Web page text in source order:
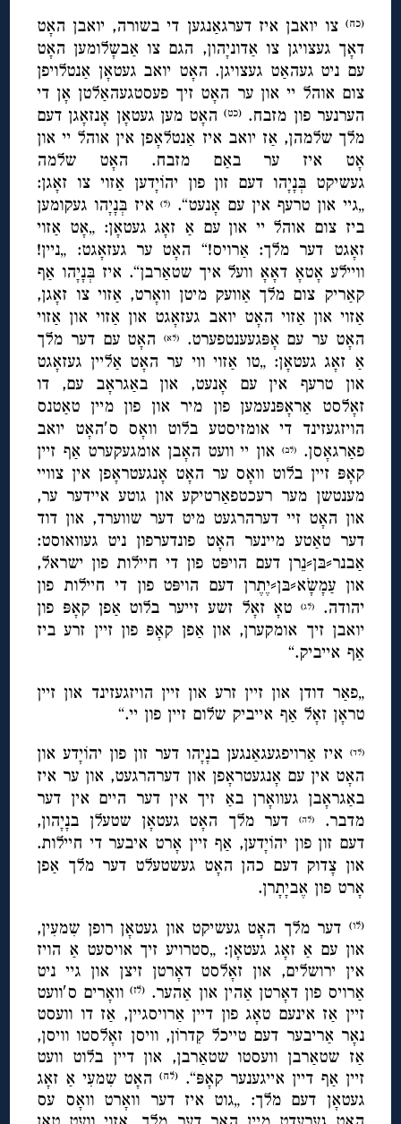
(כח) צו יואבן איז דערגאַנגען די בשורה, יואבן האָט
דאָך געצויגן צו אַדוניָהון, הגם צו אַבשָלומען האָט
עם ניט געהאַט געצויגן. האָט יואב געטאָן אַנטלויפן
צום אוהל יי און ער האָט זיך פעסטגעהאַלטן אָן די
הערנער פון מזבח. (כט)האָט מען געטאָן אָנזאָגן דעם
מלך שלמהן, אַז יואב איז אַנטלאָפן אין אוהל יי און
אָט איז ער באַם מזבח. האָט שלמה
געשיקט בְּנָיָהו דעם זון פון יהוֹיָדען אַזוי צו זאָגן:
„גיי און טרעף אין עם אָנעט“.
(ל)איז בְּנָיָהו געקומען
ביז צום אוהל יי און עם אַ זאָג געטאָן: „אָט אַזוי
זאָגט דער מלך: אַרויס!“ האָט ער געזאָגט: „ניין!
וויילע אָטאָ דאָאָ וועל איך שטאַרבן“. איז בְּנָיָהו אַף
קאַריק צום מלך אַוועק מיטן וואָרט, אַזוי צו זאָגן,
אַזוי און אַזוי האָט יואב געזאָגט און אַזוי און אַזוי
האָט ער עם אָפּגעענטפערט.
(לא)
האָט עם דער מלך
אַ זאָג געטאָן: „טו אַזוי ווי ער האָט אַליין געזאָגט
און טרעף אין עם אָנעט, און באַגראָב עם, דו
זאָלסט אַראָפּנעמען פון מיר און פון מיין טאַטנס
הויזגעזינד די אומזיסטע בלוט וואָס ס′האָט יואב
פאַרגאָסן.(לב)
און יי וועט האָבן אומגעקערט אַף זיין
קאָפּ זיין בלוט וואָס ער האָט אָנגעטראָפן אין צוויי
מענטשן מער רעכטפאַרטיקע און גוטע איידער ער,
און האָט זיי דערהרגעט מיט דער שווערד, און דוד
דער טאַטע מיינער האָט פונדערפון ניט געוואוסט:
אַבנר⸗בּן⸗נֵרן דעם הויפּט פון די חיילות פון ישראל,
און עַמָשָֹא⸗בּן⸗יֶתֶרן דעם הויפּט פון די חיילות פון
יהודה.
(לג)טאָ זאָל זשע זייער בלוט אַפן קאָפּ פון
יואבן זיך אומקערן, און אַפן קאָפּ פון זיין זרע ביז
אַף אייביק.“
„פאַר דודן און זיין זרע און זיין הויזגעזינד און זיין
טראָן זאָל אַף אייביק שלום זיין פון יי.“
(לד)
איז אַרויפגעגאַנגען בנָיָהו דער זון פון יהוֹיָדע און
האָט אין עם אָנגעטראָפן און דערהרגעט, און ער איז
באַגראָבן געוואָרן באַ זיך אין דער היים אין דער
מדבר.
(לה)דער מלך האָט געטאָן שטעלן בנָיָהון,
דעם זון פון יהוֹיָדען, אַף זיין אָרט איבער די חיילות.
און צָדוק דעם כהן האָט געשטעלט דער מלך אַפן
אָרט פון אֶביָתָרן.
(לו) דער מלך האָט געשיקט און געטאָן רופן שִמעִין,
און עם אַ זאָג געטאָן: „סטרויע זיך אויסעט אַ הויז
אין ירושלים, און זאָלסט דאָרטן זיצן און גיי ניט
אַרויס פון דאָרטן אַהין און אַהער. (לז)וואָרים ס′וועט
זיין אַז אינעם טאָג פון דיין אַרויסגיין, אַז דו וועסט
נאָר אַריבער דעם טייכל קִדרוֹן, וויסן זאָלסטו וויסן,
אַז שטאַרבן וועסטו שטאַרבן, און דיין בלוט וועט
זיין אַף דיין אייגענער קאָפּ“. (לח)האָט שִמעִי אַ זאָג
געטאָן דעם מלך: „גוט איז דער וואָרט וואָס עס